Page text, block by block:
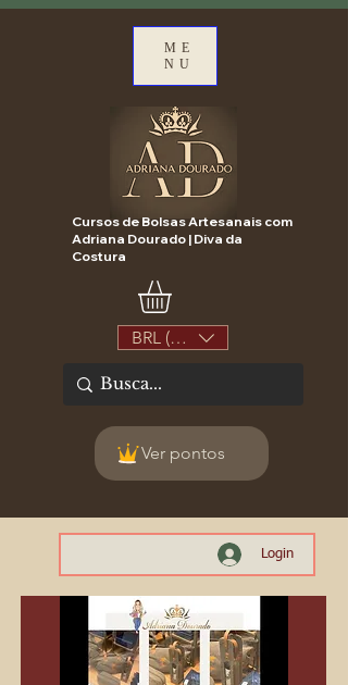
ME
NU
Cursos de Bolsas Artesanais com
Adriana Dourado | Diva da
Costura
BRL (R$)
Ver pontos
Login